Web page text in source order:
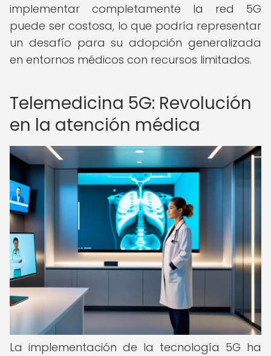
implementar completamente la red 5G
puede ser costosa, lo que podría representar
un desafío para su adopción generalizada
en entornos médicos con recursos limitados.
Telemedicina 5G: Revolución
en la atención médica
La implementación de la tecnología 5G ha